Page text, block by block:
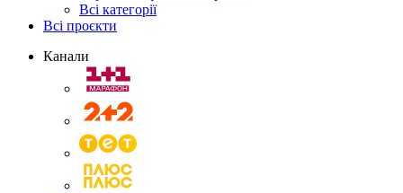
Всі категорії
Всі проєкти
Канали